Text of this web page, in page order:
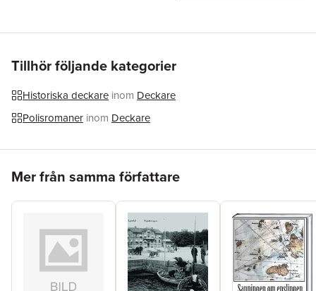
Förlag
Slussens Bokförlag
Tillhör följande kategorier
Historiska deckare inom Deckare
Polisromaner inom Deckare
Mer från samma författare